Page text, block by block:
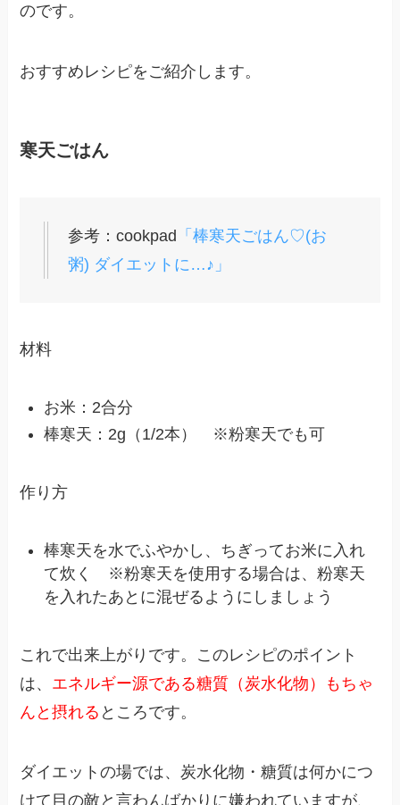
のです。
おすすめレシピをご紹介します。
寒天ごはん
参考：cookpad 「棒寒天ごはん♡(お
粥) ダイエットに…♪」
材料
お米：2合分
棒寒天：2g（1/2本） ※粉寒天でも可
作り方
棒寒天を水でふやかし、ちぎってお米に入れ
て炊く ※粉寒天を使用する場合は、粉寒天
を入れたあとに混ぜるようにしましょう
これで出来上がりです。このレシピのポイント
は、 エネルギー源である糖質（炭水化物）もちゃ
んと摂れる ところです。
ダイエットの場では、炭水化物・糖質は何かにつ
けて目の敵と言わんばかりに嫌われていますが、